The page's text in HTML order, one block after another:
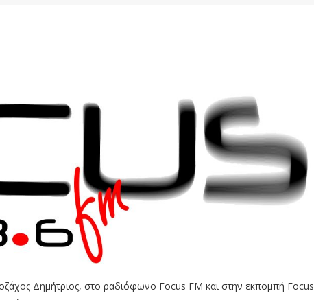
Δημήτριος, στο ραδιόφωνο Focus FM και στην εκπομπή Focus